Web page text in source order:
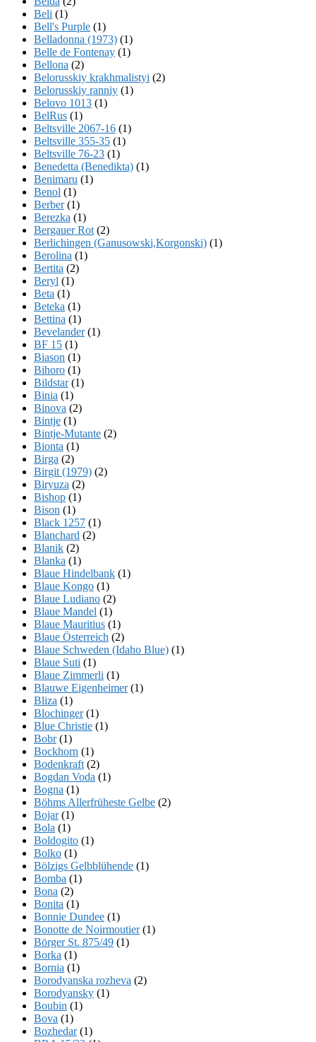
Beli (1)
Bell's Purple (1)
Belladonna (1973) (1)
Belle de Fontenay (1)
Bellona (2)
Belorusskiy krakhmalistyi (2)
Belorusskiy ranniy (1)
Belovo 1013 (1)
BelRus (1)
Beltsville 2067-16 (1)
Beltsville 355-35 (1)
Beltsville 76-23 (1)
Benedetta (Benedikta) (1)
Benimaru (1)
Benol (1)
Berber(1)
Berezka (1)
Bergauer Rot (2)
Berlichingen (Ganusowski,Korgonski) (1)
Berolina (1)
Bertita (2)
Beryl (1)
Beta (1)
Beteka (1)
Bettina (1)
Bevelander(1)
BF 15 (1)
Biason (1)
Bihoro (1)
Bildstar(1)
Binia (1)
Binova (2)
Bintje (1)
Bintje-Mutante (2)
Bionta (1)
Birga (2)
Birgit (1979) (2)
Biryuza (2)
Bishop (1)
Bison (1)
Black 1257 (1)
Blanchard (2)
Blanik (2)
Blanka (1)
Blaue Hindelbank (1)
Blaue Kongo (1)
Blaue Ludiano (2)
Blaue Mandel (1)
Blaue Mauritius (1)
Blaue Österreich (2)
Blaue Schweden (Idaho Blue) (1)
Blaue Suti (1)
Blaue Zimmerli (1)
Blauwe Eigenheimer(1)
Bliza (1)
Blochinger(1)
Blue Christie (1)
Bobr(1)
Bockhorn (1)
Bodenkraft (2)
Bogdan Voda (1)
Bogna (1)
Böhms Allerfrüheste Gelbe (2)
Bojar(1)
Bola (1)
Boldogito (1)
Bolko (1)
Bölzigs Gelbblühende (1)
Bomba (1)
Bona (2)
Bonita (1)
Bonnie Dundee (1)
Bonotte de Noirmoutier(1)
Börger St. 875/49 (1)
Borka (1)
Bornia (1)
Borodyanska rozheva (2)
Borodyansky (1)
Boubin (1)
Bova (1)
Bozhedar(1)